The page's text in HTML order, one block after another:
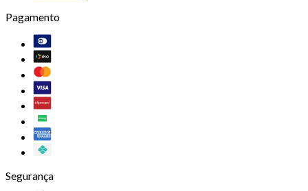
Pagamento
Segurança